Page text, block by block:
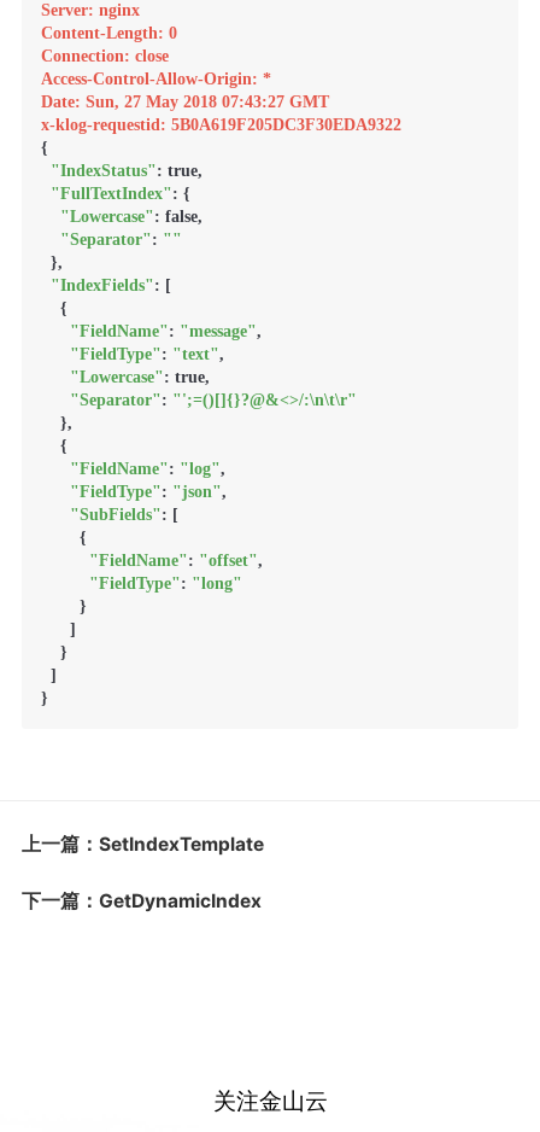
Server: nginx
Content-Length: 0
Connection: close
Access-Control-Allow-Origin: *
Date: Sun, 27 May 2018 07:43:27 GMT
x-klog-requestid: 5B0A619F205DC3F30EDA9322
{
"IndexStatus": true,
"FullTextIndex": {
"Lowercase": false,
"Separator": ""
  },
"IndexFields": [
    {
"FieldName": "message",
"FieldType": "text",
"Lowercase": true,
"Separator": "';=()[]{}?@&<>/:\n\t\r"
    },
    {
"FieldName": "log",
"FieldType": "json",
"SubFields": [
        {
"FieldName": "offset",
"FieldType": "long"
        }
      ]
    }
  ]
上一篇：SetIndexTemplate
下一篇：GetDynamicIndex
关注金山云